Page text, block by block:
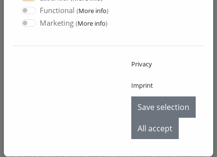
Excelentes
região Hohenlohe
Garantir máxima frescura e qualidade está em
primeiro lugar na produção das nossas
especialidades de leitão. A origem da carne é
controlada permanentemente segundo as
mais rigorosas diretivas, podendo ser
Functional (More info)
Marketing (More info)
Privacy
Imprint
Save selection
All accept